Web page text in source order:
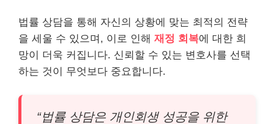
법률 상담을 통해 자신의 상황에 맞는 최적의 전략
을 세울 수 있으며, 이로 인해 재정 회복에 대한 희
망이 더욱 커집니다. 신뢰할 수 있는 변호사를 선택
하는 것이 무엇보다 중요합니다.
“법률 상담은 개인회생 성공을 위한